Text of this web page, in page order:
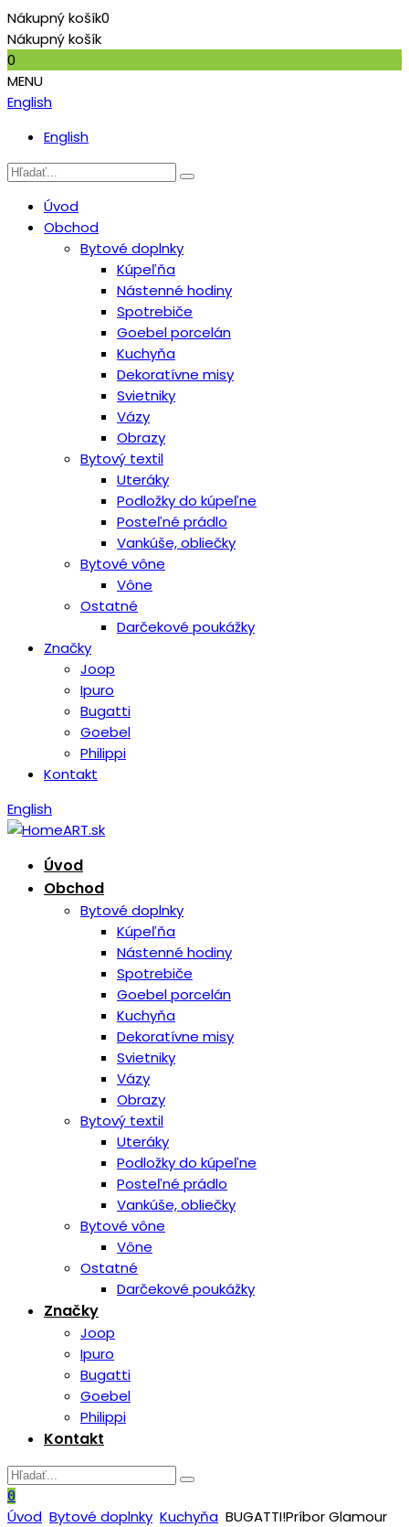
Nákupný košík0
Nákupný košík
0
MENU
English
English
Úvod
Obchod
Bytové doplnky
Kúpeľňa
Nástenné hodiny
Spotrebiče
Goebel porcelán
Kuchyňa
Dekoratívne misy
Svietniky
Vázy
Obrazy
Bytový textil
Uteráky
Podložky do kúpeľne
Posteľné prádlo
Vankúše, obliečky
Bytové vône
Vône
Ostatné
Darčekové poukážky
Značky
Joop
Ipuro
Bugatti
Goebel
Philippi
Kontakt
English
Úvod
Obchod
Bytové doplnky
Kúpeľňa
Nástenné hodiny
Spotrebiče
Goebel porcelán
Kuchyňa
Dekoratívne misy
Svietniky
Vázy
Obrazy
Bytový textil
Uteráky
Podložky do kúpeľne
Posteľné prádlo
Vankúše, obliečky
Bytové vône
Vône
Ostatné
Darčekové poukážky
Značky
Joop
Ipuro
Bugatti
Goebel
Philippi
Kontakt
0
Úvod Bytové doplnky Kuchyňa BUGATTI!Príbor Glamour